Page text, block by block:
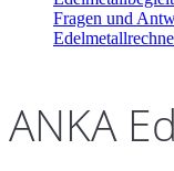
Fragen und
ANKA